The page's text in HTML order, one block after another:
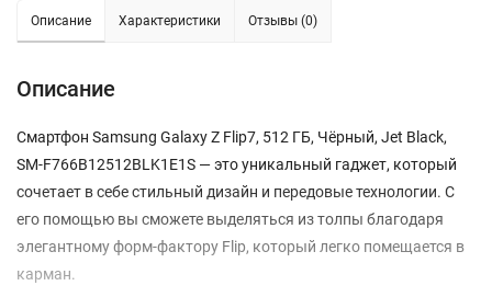
Описание Характеристики Отзывы (0)
Описание
Смартфон Samsung Galaxy Z Flip7, 512 ГБ, Чёрный, Jet Black,
SM-F766B12512BLK1E1S — это уникальный гаджет, который
сочетает в себе стильный дизайн и передовые технологии. С
его помощью вы сможете выделяться из толпы благодаря
элегантному форм-фактору Flip, который легко помещается в
карман.